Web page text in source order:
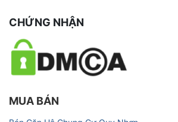
CHỨNG NHẬN
MUA BÁN